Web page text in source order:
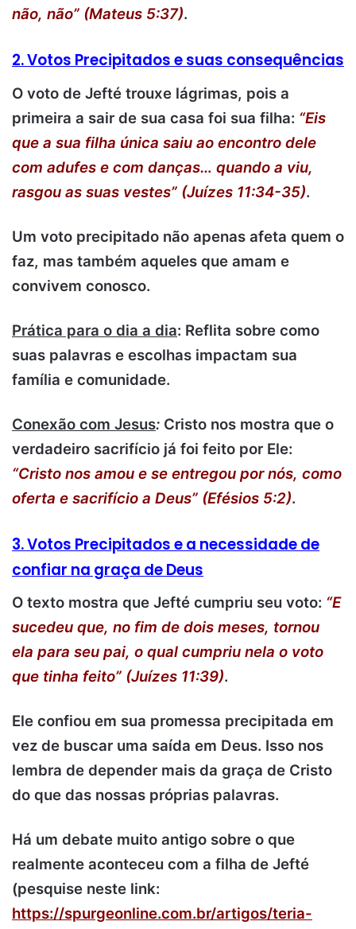
não, não” (Mateus 5:37).
2. Votos Precipitados e suas consequências
O voto de Jefté trouxe lágrimas, pois a
primeira a sair de sua casa foi sua filha: “Eis
que a sua filha única saiu ao encontro dele
com adufes e com danças… quando a viu,
rasgou as suas vestes” (Juízes 11:34-35).
Um voto precipitado não apenas afeta quem o
faz, mas também aqueles que amam e
convivem conosco.
Prática para o dia a dia: Reflita sobre como
suas palavras e escolhas impactam sua
família e comunidade.
Conexão com Jesus: Cristo nos mostra que o
verdadeiro sacrifício já foi feito por Ele:
“Cristo nos amou e se entregou por nós, como
oferta e sacrifício a Deus” (Efésios 5:2).
3. Votos Precipitados e a necessidade de
confiar na graça de Deus
O texto mostra que Jefté cumpriu seu voto: “E
sucedeu que, no fim de dois meses, tornou
ela para seu pai, o qual cumpriu nela o voto
que tinha feito” (Juízes 11:39).
Ele confiou em sua promessa precipitada em
vez de buscar uma saída em Deus. Isso nos
lembra de depender mais da graça de Cristo
do que das nossas próprias palavras.
Há um debate muito antigo sobre o que
realmente aconteceu com a filha de Jefté
(pesquise neste link:
https://spurgeonline.com.br/artigos/teria-